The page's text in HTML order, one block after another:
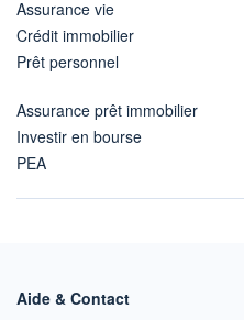
Assurance vie
Crédit immobilier
Prêt personnel
Assurance prêt immobilier
Investir en bourse
PEA
Aide & Contact